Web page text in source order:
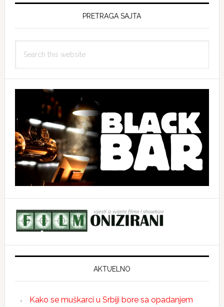
PRETRAGA SAJTA
this
AKTUELNO
Kako se muškarci u Srbiji bore sa opadanjem